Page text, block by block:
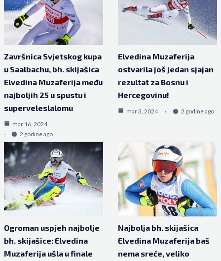
Završnica Svjetskog kupa
u Saalbachu, bh. skijašica
Elvedina Muzaferija među
najboljih 25 u spustu i
superveleslalomu
mar 16, 2024
2 godine ago
Elvedina Muzaferija
ostvarila još jedan sjajan
rezultat za Bosnu i
Hercegovinu!
mar 3, 2024 2 godine ago
Ogroman uspjeh najbolje
bh. skijašice: Elvedina
Muzaferija ušla u finale
Najbolja bh. skijašica
Elvedina Muzaferija baš
nema sreće, veliko